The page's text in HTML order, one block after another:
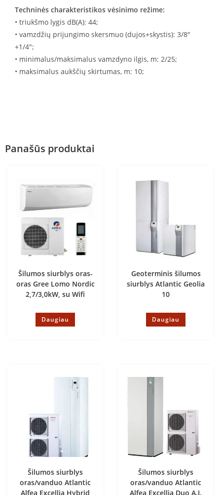
Techninės charakteristikos vėsinimo režime:
• triukšmo lygis dB(A): 44;
• vamzdžių prijungimo skersmuo (dujos+skystis): 3/8″
+1/4″;
• minimalus/maksimalus vamzdyno ilgis, m: 2/25;
• maksimalus aukščių skirtumas, m: 10;
Panašūs produktai
Šilumos siurblys oras-
oras Gree Lomo Nordic
2,7/3,0kW, su Wifi
Daugiau
Geoterminis šilumos
siurblys Atlantic Geolia
10
Daugiau
Šilumos siurblys
oras/vanduo Atlantic
Alfea Excellia Hybrid
Šilumos siurblys
oras/vanduo Atlantic
Alfea Excellia Duo A.I.